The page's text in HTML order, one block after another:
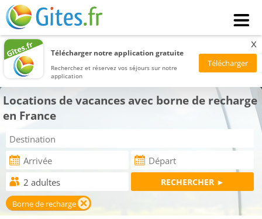
Télécharger notre application gratuite
Recherchez et réservez vos séjours sur notre
application
x
Locations de vacances avec borne de recharge
en France
Borne de recharge